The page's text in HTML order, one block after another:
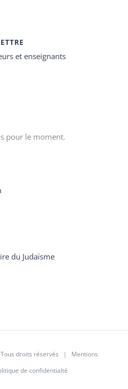
et enseignants
pour le moment.
du Judaïsme
droits réservés | Mentions
de confidentialté